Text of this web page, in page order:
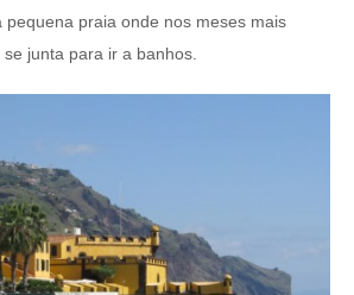
pequena praia onde nos meses mais
junta para ir a banhos.